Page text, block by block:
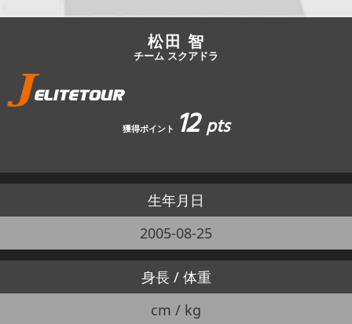
松田 智
チーム スクアドラ
獲得ポイント 12pts
生年月日
2005-08-25
身長 / 体重
cm / kg